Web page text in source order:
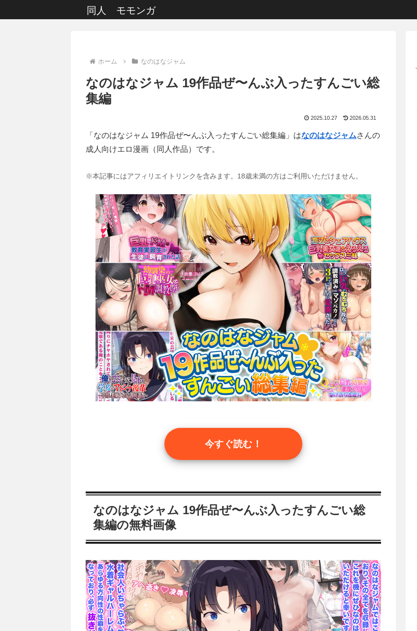
同人 モモンガ
ホーム なのはなジャム
なのはなジャム 19作品ぜ〜んぶ入ったすんごい総
集編
2025.10.27 2026.05.31
「なのはなジャム 19作品ぜ〜んぶ入ったすんごい総集編」はなのはなジャムさんの
成人向けエロ漫画（同人作品）です。
※本記事にはアフィリエイトリンクを含みます。18歳未満の方はご利用いただけません。
今すぐ読む！
なのはなジャム 19作品ぜ〜んぶ入ったすんごい総
集編の無料画像